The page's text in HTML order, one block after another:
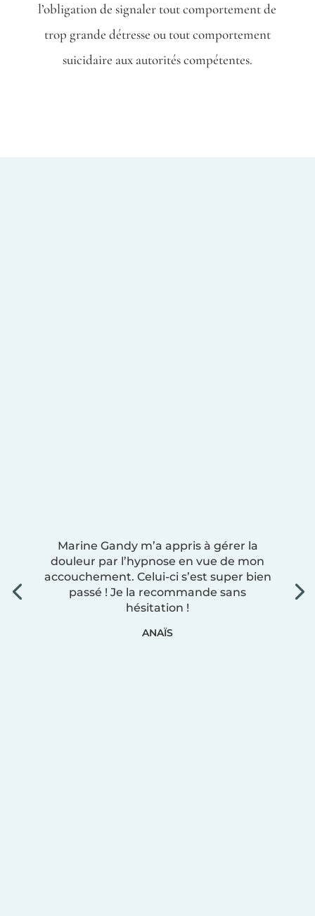
l’obligation de signaler tout comportement de
trop grande détresse ou tout comportement
suicidaire aux autorités compétentes.
Marine Gandy m’a appris à gérer la
douleur par l’hypnose en vue de mon
accouchement. Celui-ci s’est super bien
passé ! Je la recommande sans
hésitation !
ANAÏS